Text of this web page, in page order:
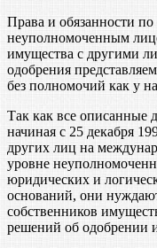
Права и обязанности
неуполномоченным
имущества с другими
одобрения
без полномочий как у
Так как все описанные
начиная с 25 декабря
других лиц на
уровне
юридических и
оснований, они
собственников
решений об одобрении